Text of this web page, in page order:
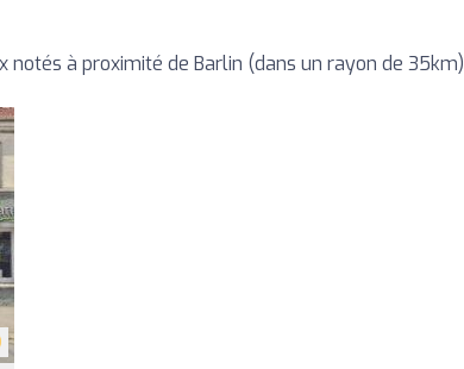
à proximité de Barlin (dans un rayon de 35km)